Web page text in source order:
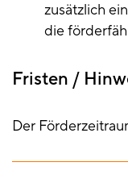
zusätzlich
die
Fristen /
Der